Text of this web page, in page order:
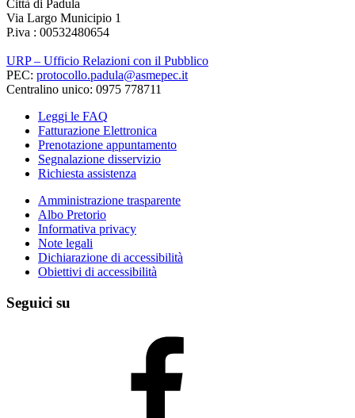
Città di Padula
Via Largo Municipio 1
P.iva : 00532480654
URP – Ufficio Relazioni con il Pubblico
PEC: protocollo.padula@asmepec.it
Centralino unico: 0975 778711
Leggi le FAQ
Fatturazione Elettronica
Prenotazione appuntamento
Segnalazione disservizio
Richiesta assistenza
Amministrazione trasparente
Albo Pretorio
Informativa privacy
Note legali
Dichiarazione di accessibilità
Obiettivi di accessibilità
Seguici su